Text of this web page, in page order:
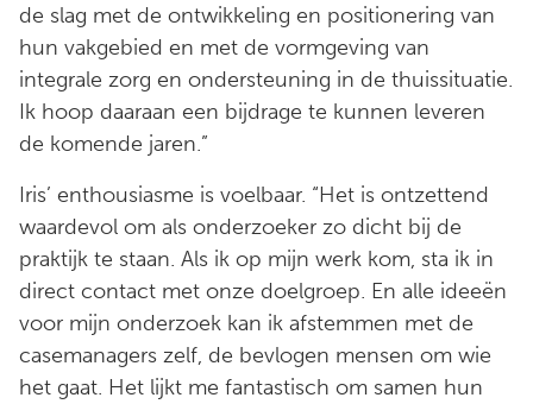
de slag met de ontwikkeling en positionering van
hun vakgebied en met de vormgeving van
integrale zorg en ondersteuning in de thuissituatie.
Ik hoop daaraan een bijdrage te kunnen leveren
de komende jaren.”
Iris’ enthousiasme is voelbaar. “Het is ontzettend
waardevol om als onderzoeker zo dicht bij de
praktijk te staan. Als ik op mijn werk kom, sta ik in
direct contact met onze doelgroep. En alle ideeën
voor mijn onderzoek kan ik afstemmen met de
casemanagers zelf, de bevlogen mensen om wie
het gaat. Het lijkt me fantastisch om samen hun